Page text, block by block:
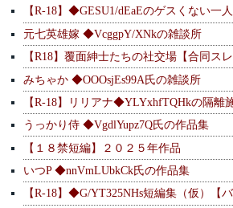
【R-18】◆GESU1/dEaEのゲスくない一
元七英雄嫁 ◆VcggpY/XNkの雑談所
【R18】覆面紳士たちの社交場【合同スレ
みちゃか ◆OOOsjEs99A氏の雑談所
【R-18】リリアナ◆YLYxhfTQHkの隔離
うっかり侍 ◆VgdlYupz7Q氏の作品集
【１８禁短編】２０２５年作品
いつP ◆nnVmLUbkCk氏の作品集
【R-18】◆G/YT325NHs短編集（仮）【バ